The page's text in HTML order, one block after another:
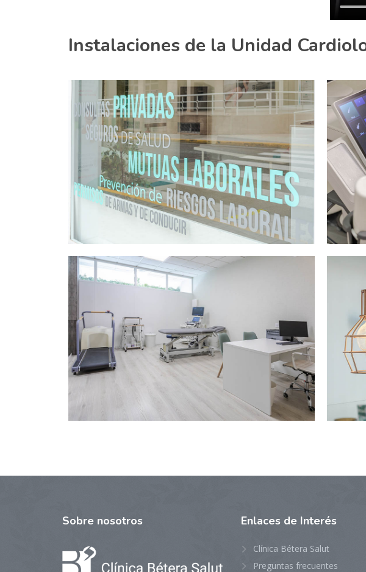
Instalaciones de la Unidad
Sobre nosotros Enlaces de Interés
Clínica Bétera Salut
Preguntas frecuentes